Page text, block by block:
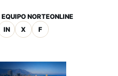
EQUIPO NORTEONLINE
IN X F